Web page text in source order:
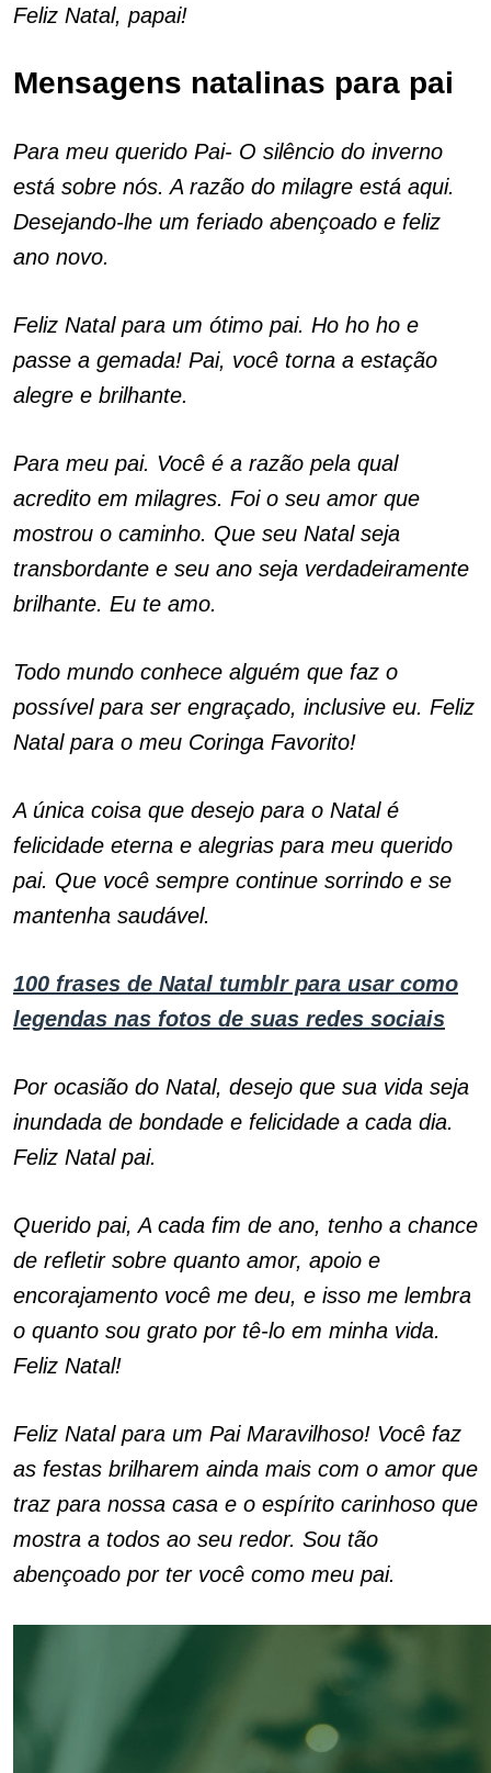
Feliz Natal, papai!
Mensagens natalinas para pai
Para meu querido Pai- O silêncio do inverno
está sobre nós. A razão do milagre está aqui.
Desejando-lhe um feriado abençoado e feliz
ano novo.
Feliz Natal para um ótimo pai. Ho ho ho e
passe a gemada! Pai, você torna a estação
alegre e brilhante.
Para meu pai. Você é a razão pela qual
acredito em milagres. Foi o seu amor que
mostrou o caminho. Que seu Natal seja
transbordante e seu ano seja verdadeiramente
brilhante. Eu te amo.
Todo mundo conhece alguém que faz o
possível para ser engraçado, inclusive eu. Feliz
Natal para o meu Coringa Favorito!
A única coisa que desejo para o Natal é
felicidade eterna e alegrias para meu querido
pai. Que você sempre continue sorrindo e se
mantenha saudável.
100 frases de Natal tumblr para usar como
legendas nas fotos de suas redes sociais
Por ocasião do Natal, desejo que sua vida seja
inundada de bondade e felicidade a cada dia.
Feliz Natal pai.
Querido pai, A cada fim de ano, tenho a chance
de refletir sobre quanto amor, apoio e
encorajamento você me deu, e isso me lembra
o quanto sou grato por tê-lo em minha vida.
Feliz Natal!
Feliz Natal para um Pai Maravilhoso! Você faz
as festas brilharem ainda mais com o amor que
traz para nossa casa e o espírito carinhoso que
mostra a todos ao seu redor. Sou tão
abençoado por ter você como meu pai.